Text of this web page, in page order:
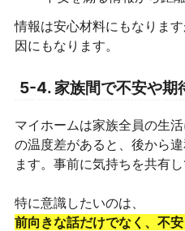
情報は安心材料にもなりま
因にもなります。
5-4. 家族間で不安や期
マイホームは家族全員の生
の温度差があると、後から
ます。事前に気持ちを共有
特に意識したいのは、
前向きな話だけでなく、不